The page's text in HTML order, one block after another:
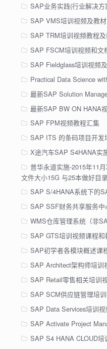
SAP业务实践(行业解决方
SAP VMS培训视频及教材
SAP TRM培训视频教程
SAP FSCM培训视频和文
SAP Fieldglass培训视频
Practical Data Science
最新SAP Solution
最新SAP BW ON HANA
SAP FPM视频教程汇集
SAP ITS 的条码项目开发
X途汽车SAP S4HANA实
普华永道实施-2015年11
文件大小15G 与25本做好目
SAP S/4HANA系统下的
SAP SSF财务共享服务
WMS仓库管理系统（非
SAP GTS培训视频课程和
SAP初学者各模块概述课
SAP Architect架构师培训
SAP Retail零售相关培训
SAP SCM供应链管理培
SAP Data Services培训
SAP Activate Project
SAP S4 HANA CLOUD培